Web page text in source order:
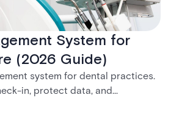
System for
(2026 Guide)
system for dental practices.
in, protect data, and